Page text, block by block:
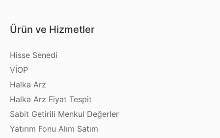
Ürün ve Hizmetler
Hisse Senedi
VİOP
Halka Arz
Halka Arz Fiyat Tespit
Sabit Getirili Menkul Değerler
Yatırım Fonu Alım Satım